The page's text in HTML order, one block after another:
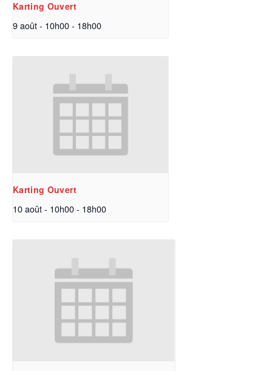
Karting Ouvert
9 août - 10h00- 18h00
Karting Ouvert
10 août - 10h00- 18h00